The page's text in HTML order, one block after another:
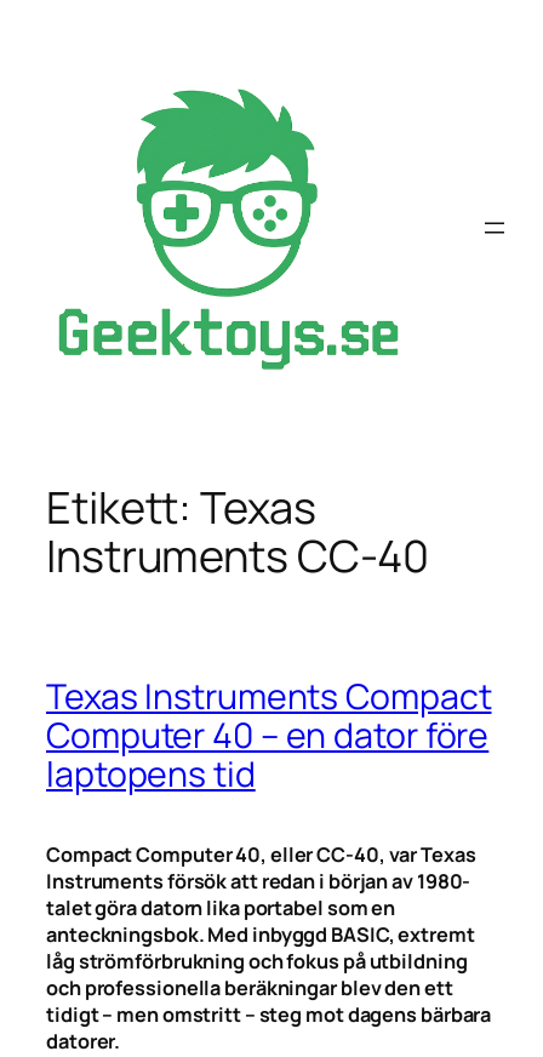
Etikett:Texas
Instruments CC-40
Texas Instruments Compact
Computer 40 – en dator före
laptopens tid
Compact Computer 40, eller CC-40, var Texas
Instruments försök att redan i början av 1980-
talet göra datorn lika portabel som en
anteckningsbok. Med inbyggd BASIC, extremt
låg strömförbrukning och fokus på utbildning
och professionella beräkningar blev den ett
tidigt – men omstritt – steg mot dagens bärbara
datorer.